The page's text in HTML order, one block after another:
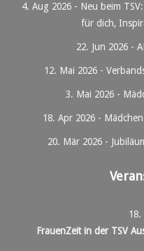
4. Aug 2026 - Neu beim
für dich,
22. Jun 2026 -
12. Mai 2026 -
3. Mai 2026-
18. Apr 2026 -
20. Mär 2026 -
18.
FrauenZeit in der TSV